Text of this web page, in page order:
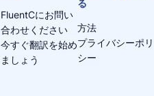
FluentCにお問い
合わせください
今すぐ翻訳を始め
ましょう
る
方法
プライバシーポリ
シー